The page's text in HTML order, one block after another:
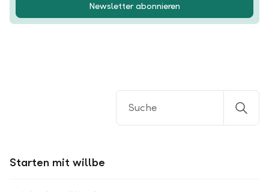
Newsletter abonnieren
Starten mit willbe